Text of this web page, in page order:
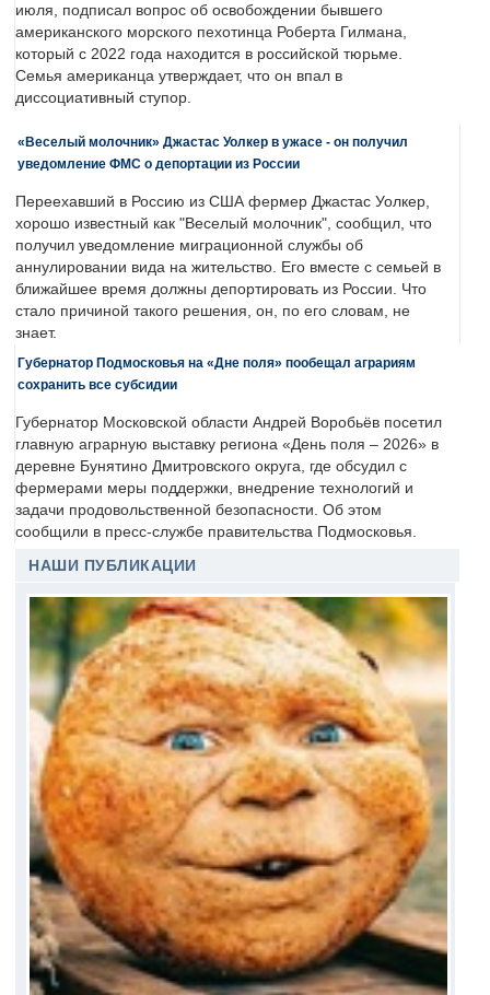
июля, подписал вопрос об освобождении бывшего
американского морского пехотинца Роберта Гилмана,
который с 2022 года находится в российской тюрьме.
Семья американца утверждает, что он впал в
диссоциативный ступор.
«Веселый молочник» Джастас Уолкер в ужасе - он получил
уведомление ФМС о депортации из России
Переехавший в Россию из США фермер Джастас Уолкер,
хорошо известный как "Веселый молочник", сообщил, что
получил уведомление миграционной службы об
аннулировании вида на жительство. Его вместе с семьей в
ближайшее время должны депортировать из России. Что
стало причиной такого решения, он, по его словам, не
знает.
Губернатор Подмосковья на «Дне поля» пообещал аграриям
сохранить все субсидии
Губернатор Московской области Андрей Воробьёв посетил
главную аграрную выставку региона «День поля – 2026» в
деревне Бунятино Дмитровского округа, где обсудил с
фермерами меры поддержки, внедрение технологий и
задачи продовольственной безопасности. Об этом
сообщили в пресс-службе правительства Подмосковья.
НАШИ ПУБЛИКАЦИИ